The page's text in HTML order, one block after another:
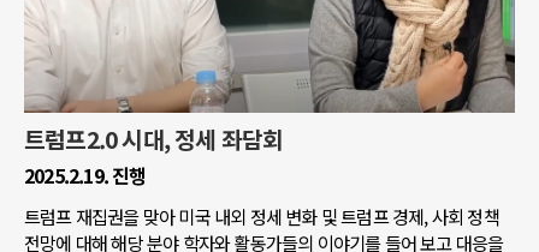
트럼프2.0 시대, 정세 좌담회
2025.2.19. 진행
트럼프 재집권을 맞아 미국 내외 정세 변화 및 트럼프 경제, 사회 정책
전망에 대해 해당 분야 학자와 활동가들의 이야기를 들어 보고 대응을